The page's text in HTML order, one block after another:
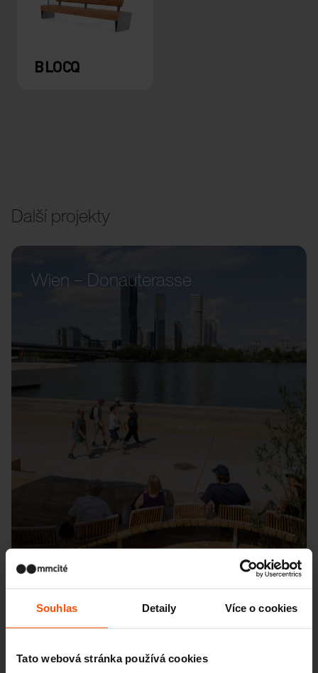
Souhlas Detaily Více o cookies
Tato webová stránka používá cookies
BLOCQ
Další projekty
Wien – Donauterasse
Seattle – Popup park